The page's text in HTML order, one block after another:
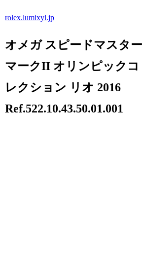
rolex.lumixyl.jp
オメガ スピードマスター
マークII オリンピックコ
レクション リオ 2016
Ref.522.10.43.50.01.001